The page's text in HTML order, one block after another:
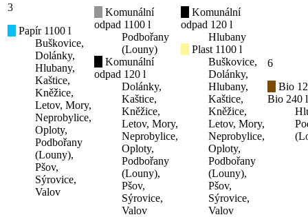
3
Papír 1100 l
Buškovice,
Dolánky,
Hlubany,
Kaštice,
Kněžice,
Letov, Mory,
Neprobylice,
Oploty,
Podbořany
(Louny),
Pšov,
Sýrovice,
Valov
Komunální
odpad 1100 l
Podbořany
(Louny)
Komunální
odpad 120 l
Dolánky,
Kaštice,
Kněžice,
Letov, Mory,
Neprobylice,
Oploty,
Podbořany
(Louny),
Pšov,
Sýrovice,
Valov
Komunální
odpad 120 l
Hlubany
Plast 1100 l
Buškovice,
Dolánky,
Hlubany,
Kaštice,
Kněžice,
Letov, Mory,
Neprobylice,
Oploty,
Podbořany
(Louny),
Pšov,
Sýrovice,
Valov
6
Bio
Bio 240 l